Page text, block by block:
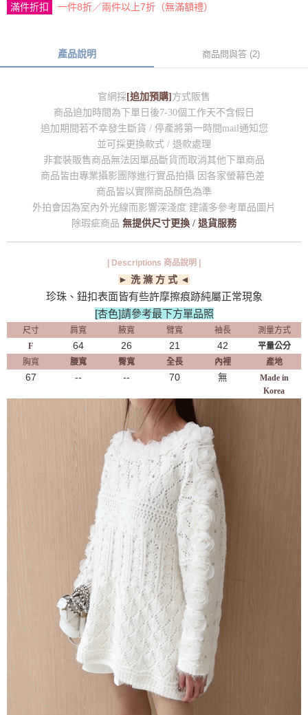
滿件折扣 一件8折／兩件以上7折（無滿額禮）
產品說明 商品問與答 (2)
官網採 [追加預購] 方式販售
商品追加時間為下單日後7-30個工作天不含假日
追加期間若不幸發生斷貨 / 停產將第一時間mail通知您
並可採更換款式 / 退款處理
非套裝販售商品無法因單品斷貨而取消其他下單商品
商品皆由專業攝影團隊進行實品拍攝 因各家螢幕色差
商品皆以實際商品顏色為準
外拍會因為室內外光線而影響深淺度 建議多參考單品圖片
除瑕疵商品 無提供尺寸更換 / 退貨服務
| Descriptions 商品說明 |
► 洗 滌 方 式 ◄
珍珠、鈕扣表面皆有些許摩擦痕跡純屬正常現象
[杏色]請參考最下方單品照
尺寸 肩寬 腋寬 臂寬 袖長
測量方式
F
64 26 21 42
平量公分
胸寬
腰寬 臀寬 全長 內裡 產地
67 -- -- 70 無
Made in
Korea